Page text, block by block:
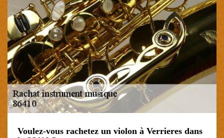
Voulez-vous rachetez un violon à Verrieres dans